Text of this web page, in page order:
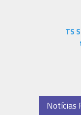
TS
Notícias